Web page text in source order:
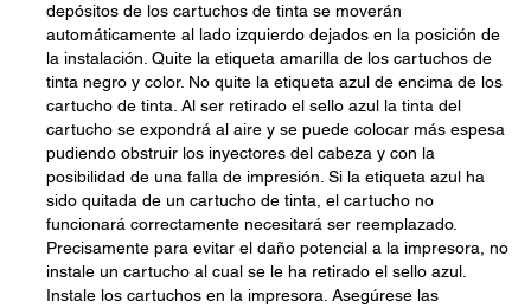
depósitos de los cartuchos de tinta se moverán
automáticamente al lado izquierdo dejados en la posición de
la instalación. Quite la etiqueta amarilla de los cartuchos de
tinta negro y color. No quite la etiqueta azul de encima de los
cartucho de tinta. Al ser retirado el sello azul la tinta del
cartucho se expondrá al aire y se puede colocar más espesa
pudiendo obstruir los inyectores del cabeza y con la
posibilidad de una falla de impresión. Si la etiqueta azul ha
sido quitada de un cartucho de tinta, el cartucho no
funcionará correctamente necesitará ser reemplazado.
Precisamente para evitar el daño potencial a la impresora, no
instale un cartucho al cual se le ha retirado el sello azul.
Instale los cartuchos en la impresora. Asegúrese las